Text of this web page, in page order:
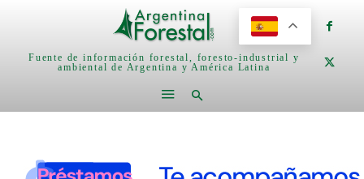
Fuente de información forestal, foresto-industrial y
ambiental de Argentina y América Latina